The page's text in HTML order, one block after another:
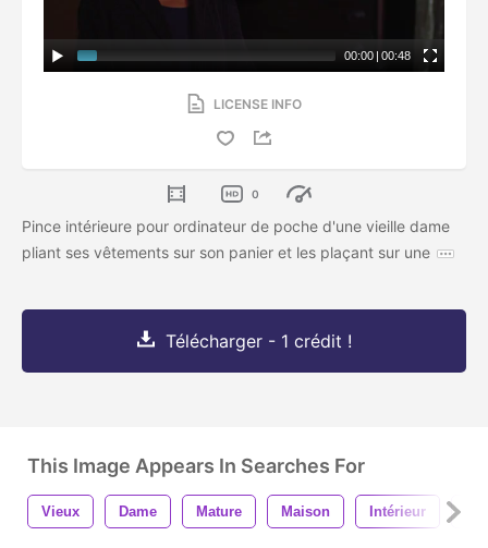
00:00 | 00:48
LICENSE INFO
0
Pince intérieure pour ordinateur de poche d'une vieille dame
pliant ses vêtements sur son panier et les plaçant sur une
Télécharger - 1 crédit !
This Image Appears In Searches For
Vieux Dame Mature Maison Intérieur